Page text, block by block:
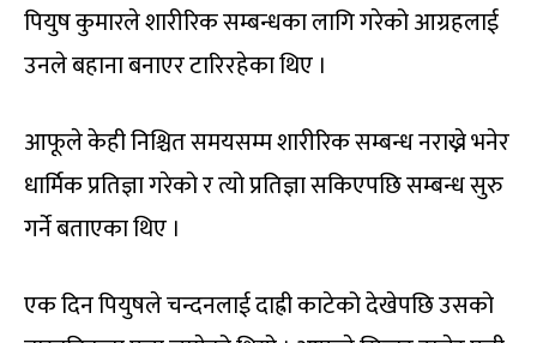
पियुष कुमारले शारीरिक सम्बन्धका लागि गरेको आग्रहलाई
उनले बहाना बनाएर टारिरहेका थिए ।
आफूले केही निश्चित समयसम्म शारीरिक सम्बन्ध नराख्ने भनेर
धार्मिक प्रतिज्ञा गरेको र त्यो प्रतिज्ञा सकिएपछि सम्बन्ध सुरु
गर्ने बताएका थिए ।
एक दिन पियुषले चन्दनलाई दाह्री काटेको देखेपछि उसको